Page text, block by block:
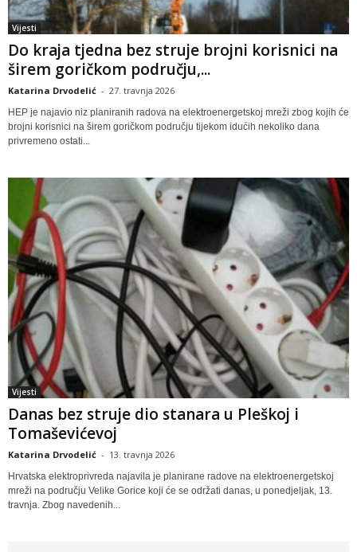
Vijesti
Do kraja tjedna bez struje brojni korisnici na
širem goričkom području,...
Katarina Drvodelić - 27. travnja 2026
HEP je najavio niz planiranih radova na elektroenergetskoj mreži zbog kojih će
brojni korisnici na širem goričkom području tijekom idućih nekoliko dana
privremeno ostati...
Vijesti
Danas bez struje dio stanara u Pleškoj i
Tomaševićevoj
Katarina Drvodelić - 13. travnja 2026
Hrvatska elektroprivreda najavila je planirane radove na elektroenergetskoj
mreži na području Velike Gorice koji će se održati danas, u ponedjeljak, 13.
travnja. Zbog navedenih...